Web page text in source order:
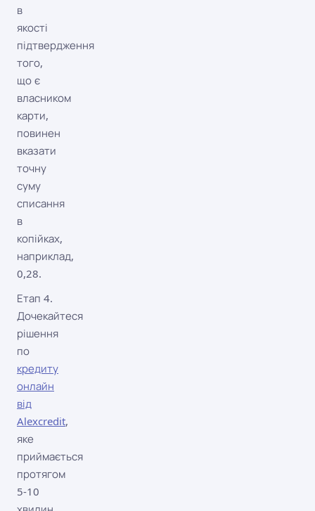
в
якості
підтвердження
того,
що є
власником
карти,
повинен
вказати
точну
суму
списання
в
копійках,
наприклад,
0,28.
Етап 4.
Дочекайтеся
рішення
по
кредиту
онлайн
від
Alexcredit,
яке
приймається
протягом
5-10